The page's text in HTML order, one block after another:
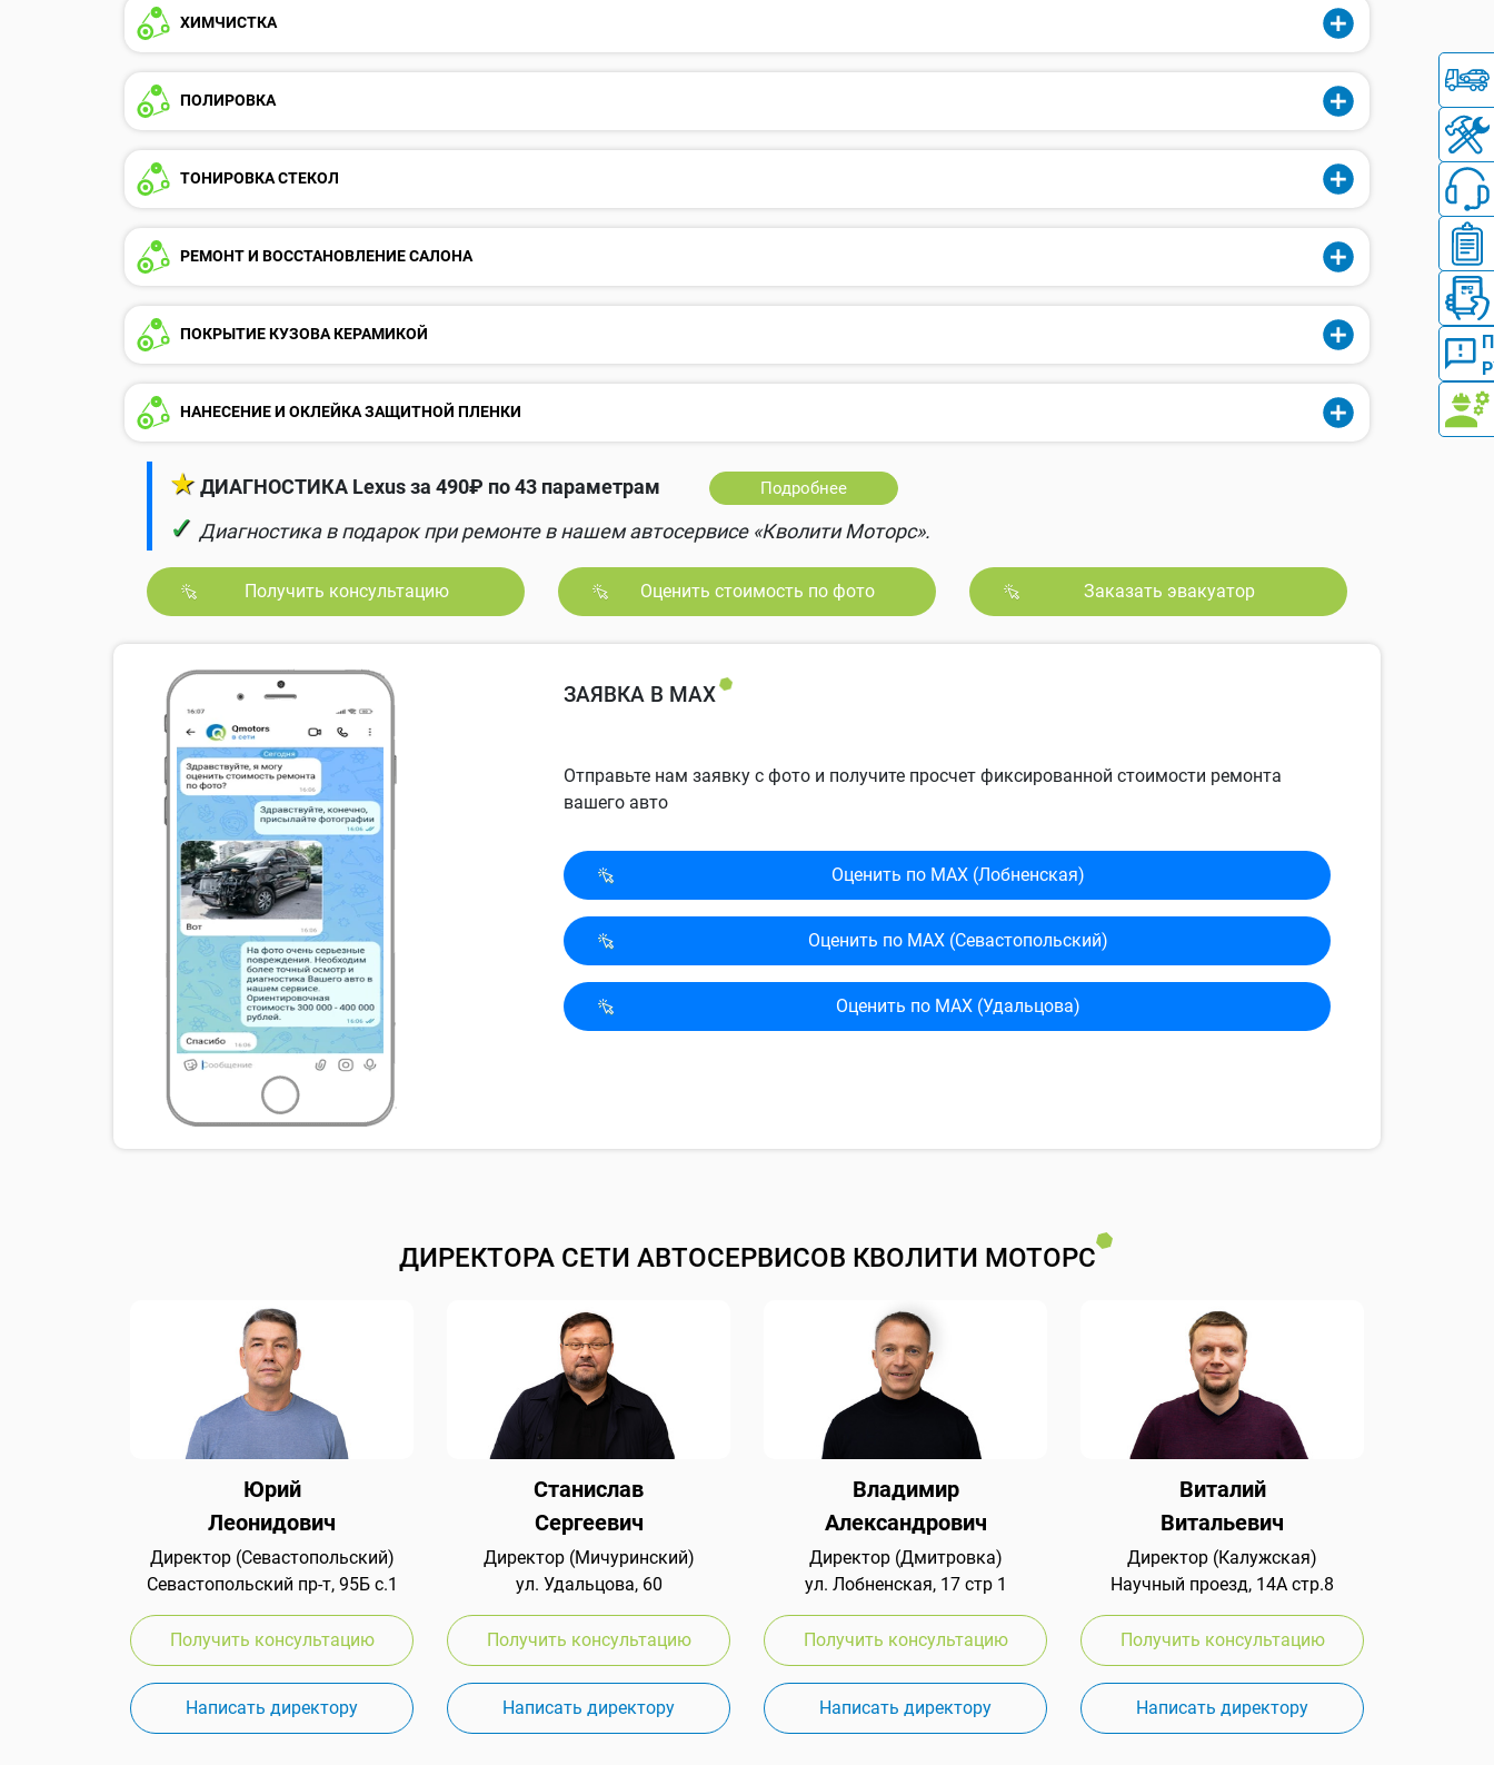
ХИМЧИСТКА
ПОЛИРОВКА
ТОНИРОВКА СТЕКОЛ
РЕМОНТ И ВОССТАНОВЛЕНИЕ САЛОНА
ПОКРЫТИЕ КУЗОВА КЕРАМИКОЙ
НАНЕСЕНИЕ И ОКЛЕЙКА ЗАЩИТНОЙ ПЛЕНКИ
★ ДИАГНОСТИКА Lexus за 490₽ по 43 параметрам Подробнее
✓ Диагностика в подарок при ремонте в нашем автосервисе «Кволити Моторс».
Получить консультацию Оценить стоимость по фото Заказать эвакуатор
ЗАЯВКА В MAX
Отправьте нам заявку с фото и получите просчет фиксированной стоимости ремонта
вашего авто
Оценить по MAX (Лобненская)
Оценить по MAX (Севасто­польский)
Оценить по MAX (Удальцова)
ДИРЕКТОРА СЕТИ АВТОСЕРВИСОВ КВОЛИТИ МОТОРС
Юрий
Леонидович
Директор (Севастопольский)
Севастопольский пр-т, 95Б с.1
Получить консультацию
Написать директору
Станислав
Сергеевич
Директор (Мичуринский)
ул. Удальцова, 60
Получить консультацию
Написать директору
Владимир
Александрович
Директор (Дмитровка)
ул. Лобненская, 17 стр 1
Получить консультацию
Написать директору
Виталий
Витальевич
Директор (Калужская)
Научный проезд, 14А стр.8
Получить консультацию
Написать директору